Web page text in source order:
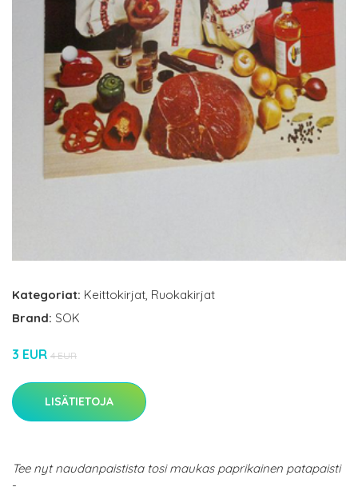
Kategoriat: Keittokirjat Ruokakirjat
Brand: SOK
3 EUR 4 EUR
LISÄTIETOJA
Tee nyt naudanpaistista tosi maukas paprikainen patapaisti
-